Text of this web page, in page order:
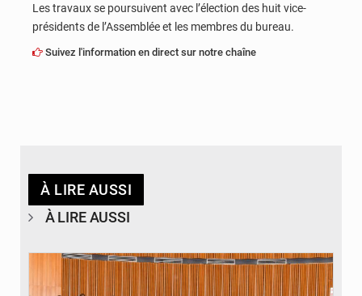
Les travaux se poursuivent avec l’élection des huit vice-
présidents de l’Assemblée et les membres du bureau.
Suivez l'information en direct sur notre chaîne
À LIRE AUSSI
À LIRE AUSSI